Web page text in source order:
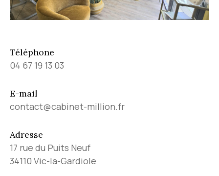
Téléphone
04 67 19 13 03
E-mail
contact@cabinet-million.fr
Adresse
17 rue du Puits Neuf
34110 Vic-la-Gardiole